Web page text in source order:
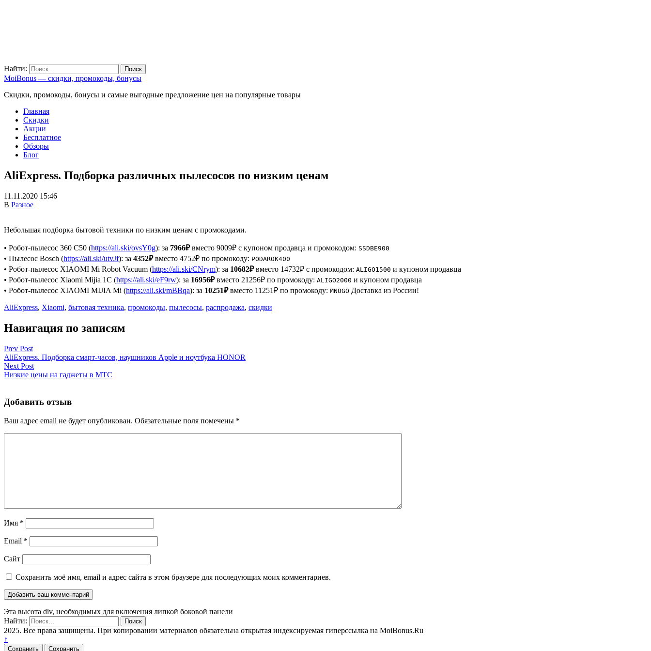
Найти:
MoiBonus — скидки, промокоды, бонусы
Скидки, промокоды, бонусы и самые выгодные предложение цен на популярные товары
Главная
Скидки
Акции
Бесплатное
Обзоры
Блог
AliExpress. Подборка различных пылесосов по низким ценам
11.11.2020 15:46
В Разное
Небольшая подборка бытовой техники по низким ценам с промокодами.
• Робот-пылесос 360 C50 (https://ali.ski/ovsY0g): за 7966₽вместо 9009₽ с купоном продавца и промокодом: SSDBE900
• Пылесос Bosch (https://ali.ski/utvJf): за 4352₽вместо 4752₽ по промокоду: PODAROK400
• Робот-пылесос XIAOMI Mi Robot Vacuum (https://ali.ski/CNrym): за 10682₽вместо 14732₽ с промокодом: ALIGO1500 и купоном продавца
• Робот-пылесос Xiaomi Mijia 1C (https://ali.ski/eF9rw): за 16956₽вместо 21256₽ по промокоду: ALIGO2000 и купоном продавца
• Робот-пылесос XIAOMI MIJIA Mi (https://ali.ski/mBBqa): за 10251₽вместо 11251₽ по промокоду: MNOGO Доставка из России!
AliExpress, Xiaomi, бытовая техника, промокоды, пылесосы, распродажа, скидки
Навигация по записям
Prev Post
AliExpress. Подборка смарт-часов, наушников Apple и ноутбука HONOR
Next Post
Низкие цены на гаджеты в МТС
Добавить отзыв
Ваш адрес email не будет опубликован. Обязательные поля помечены *
Имя *
Email *
Сайт
Сохранить моё имя, email и адрес сайта в этом браузере для последующих моих комментариев.
Эта высота div, необходимых для включения липкой боковой панели
Найти:
2025. Все права защищены. При копировании материалов обязательна открытая индексируемая гиперссылка на MoiBonus.Ru
↑